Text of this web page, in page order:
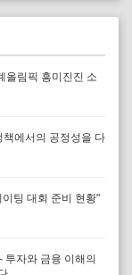
올림픽 흥미진진 소
책에서의 공정성을 다
이팅 대회 준비 현황"
투자와 금융 이해의